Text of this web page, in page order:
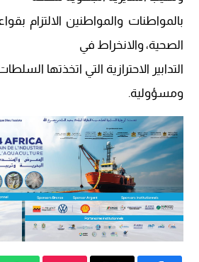
بالمواطنات والمواطنين الالتزام
الصحية، والانخراط في
التدابير الاحترازية التي اتخذتها
ومسؤولية.